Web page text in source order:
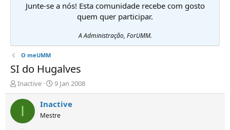
Junte-se a nós! Esta comunidade recebe com gosto
quem quer participar.
A Administração, ForUMM.
O meUMM
SI do Hugalves
I
n
i
i
Inactive
D
a
t
d
9 Jan 2008
I Inactive
Mestre